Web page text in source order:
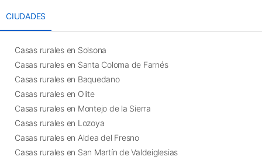
CIUDADES
Casas rurales en Solsona
Casas rurales en Santa Coloma de Farnés
Casas rurales en Baquedano
Casas rurales en Olite
Casas rurales en Montejo de la Sierra
Casas rurales en Lozoya
Casas rurales en Aldea del Fresno
Casas rurales en San Martín de Valdeiglesias